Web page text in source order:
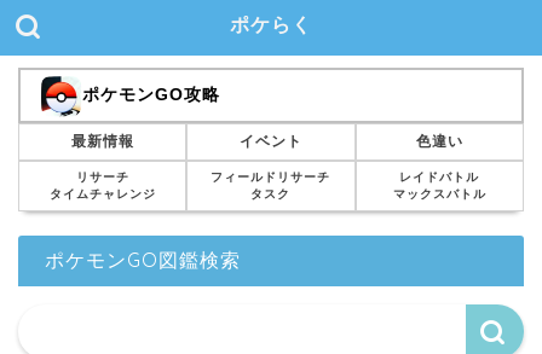
ポケらく
ポケモンGO攻略
最新情報 イベント 色違い
リサーチ
タイムチャレンジ
フィールドリサーチ
タスク
レイドバトル
マックスバトル
ポケモンGO図鑑検索